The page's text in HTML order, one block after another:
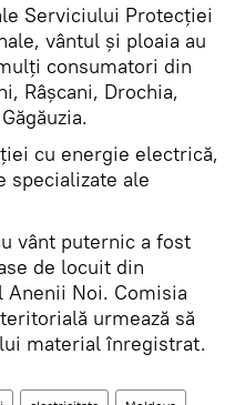
Serviciului Protecției
vântul și ploaia au
consumatori din
Râșcani, Drochia,
cu energie electrică,
specializate ale
vânt puternic a fost
de locuit din
Anenii Noi. Comisia
urmează să
material înregistrat.